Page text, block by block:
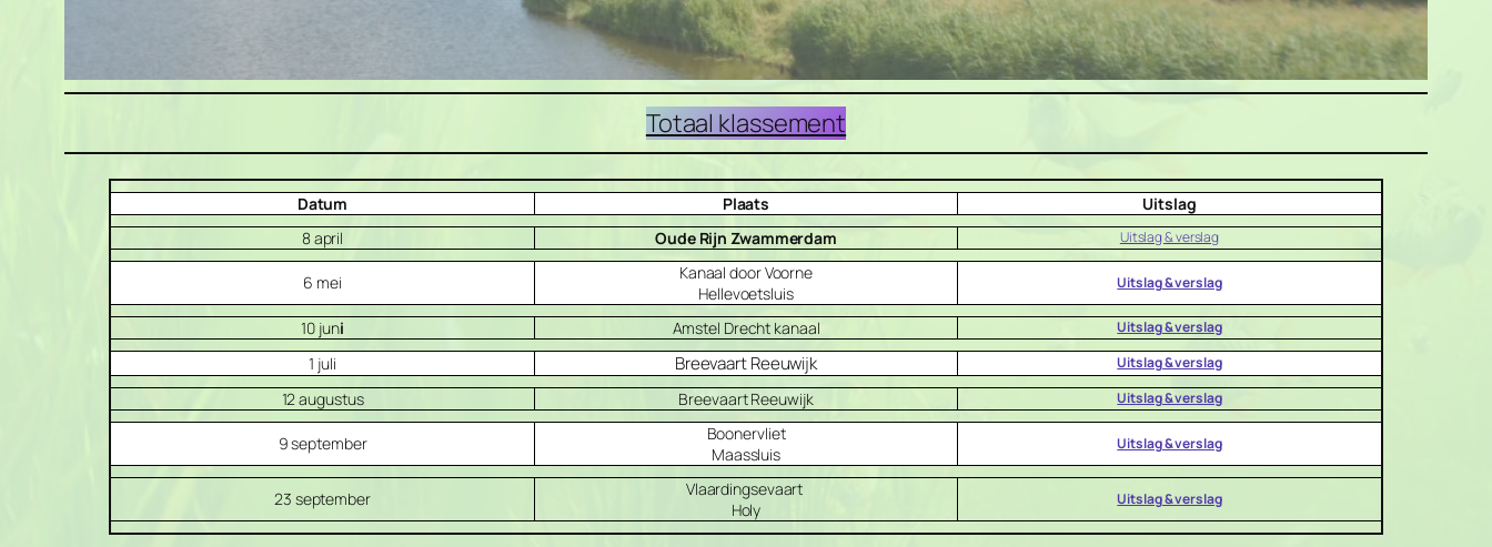
Totaal klassement
Datum Plaats
Uitslag
8 april
Oude Rijn Zwammerdam Uitslag & verslag
6 mei
Kanaal door Voorne
Hellevoetsluis
Uitslag & verslag
10 juni Amstel Drecht kanaal Uitslag & verslag
1 juli Breevaart Reeuwijk Uitslag & verslag
12 augustus Breevaart Reeuwijk Uitslag & verslag
9 september
Boonervliet
Maassluis
Uitslag & verslag
23 september
Vlaardingsevaart
Holy
Uitslag & verslag